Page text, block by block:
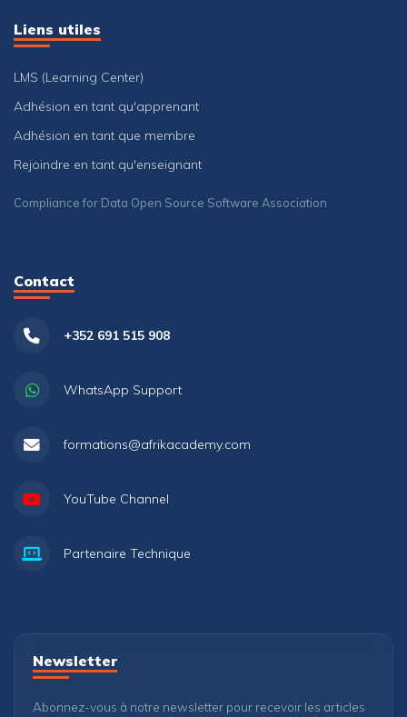
Liens utiles
LMS (Learning Center)
Adhésion en tant qu'apprenant
Adhésion en tant que membre
Rejoindre en tant qu'enseignant
Compliance for Data Open Source Software Association
Contact
+352 691 515 908
WhatsApp Support
formations@afrikacademy.com
YouTube Channel
Partenaire Technique
Newsletter
Abonnez-vous à notre newsletter pour recevoir les articles